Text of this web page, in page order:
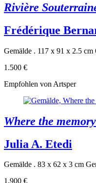
Rivière
Frédérique
Gemälde . 117 x 91 x 2.5 cm
1.500 €
Empfohlen von Artsper
Where the
Julia A. Etedi
Gemälde . 83 x 62 x 3 cm
1.900 €